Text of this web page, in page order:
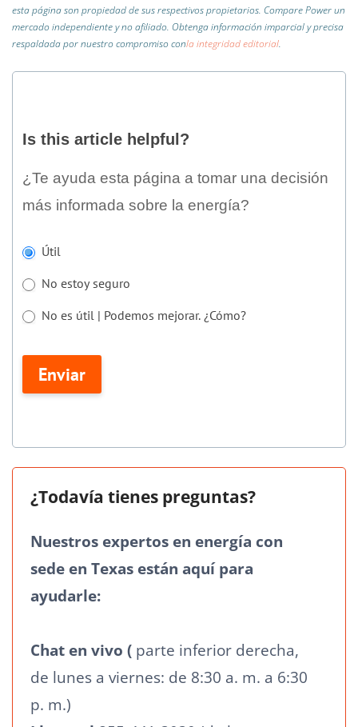
esta página son propiedad de sus respectivos propietarios. Compare Power un
mercado independiente y no afiliado. Obtenga información imparcial y precisa
respaldada por nuestro compromiso conla integridad editorial.
this
helpful?
Is this article helpful?
¿Te ayuda esta página a tomar una decisión
más informada sobre la energía?
Útil
No estoy seguro
No es útil | Podemos mejorar. ¿Cómo?
Enviar
Si
humano,
deja
campo
¿Todavía tienes preguntas?
Nuestros expertos en energía con
sede en Texas están aquí para
ayudarle:
Chat en vivo ( parte inferior derecha,
de lunes a viernes: de 8:30 a. m. a 6:30
p. m.)